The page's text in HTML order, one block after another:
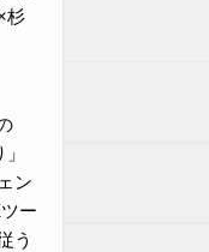
杉
ン
ー
う